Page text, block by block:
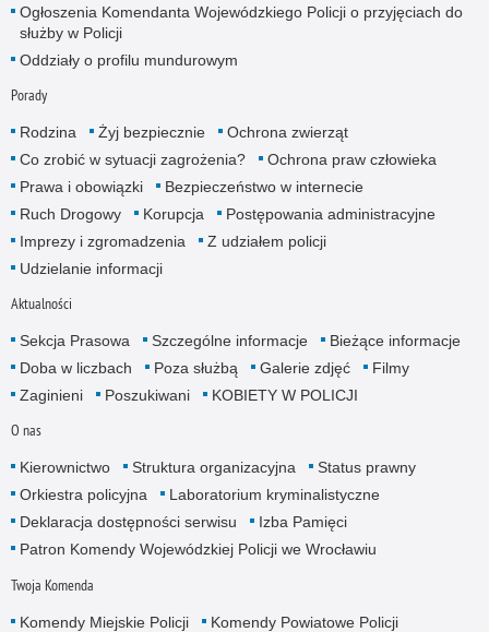
Ogłoszenia Komendanta Wojewódzkiego Policji o przyjęciach do
służby w Policji
Oddziały o profilu mundurowym
Porady
Rodzina Żyj bezpiecznie
Ochrona zwierząt
Co zrobić w sytuacji zagrożenia?
Ochrona praw człowieka
Prawa i obowiązki
Bezpieczeństwo w internecie
Ruch Drogowy
Korupcja
Postępowania administracyjne
Imprezy i zgromadzenia
Z udziałem policji
Udzielanie informacji
Aktualności
Sekcja Prasowa Szczególne informacje
Bieżące informacje
Doba w liczbach
Poza służbą Galerie zdjęć
Filmy
Zaginieni
Poszukiwani KOBIETY W POLICJI
O nas
Kierownictwo Struktura organizacyjna
Status prawny
Orkiestra policyjna
Laboratorium kryminalistyczne
Deklaracja dostępności serwisu
Izba Pamięci
Patron Komendy Wojewódzkiej Policji we Wrocławiu
Twoja Komenda
Komendy Miejskie Policji Komendy Powiatowe Policji